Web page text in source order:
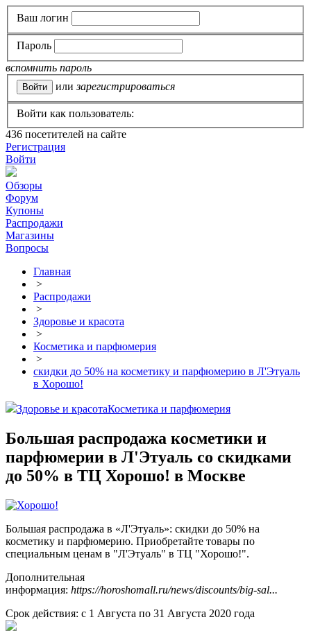
Ваш логин
Пароль
вспомнить пароль
или зарегистрироваться
Войти как пользователь:
436 посетителей на сайте
Регистрация
Войти
Обзоры
Форум
Купоны
Распродажи
Магазины
Вопросы
Главная
>
Распродажи
>
Здоровье и красота
>
Косметика и парфюмерия
>
скидки до 50% на косметику и парфюмерию в Л'Этуаль
в Хорошо!
Здоровье и красотаКосметика и парфюмерия
Большая распродажа косметики и
парфюмерии в Л'Этуаль со скидками
до 50% в ТЦ Хорошо! в Москве
Большая распродажа в «Л'Этуаль»: скидки до 50% на
косметику и парфюмерию. Приобретайте товары по
специальным ценам в "Л'Этуаль" в ТЦ "Хорошо!".
Дополнительная
информация: https://horoshomall.ru/news/discounts/big-sal...
Срок действия: с 1 Августа по 31 Августа 2020 года